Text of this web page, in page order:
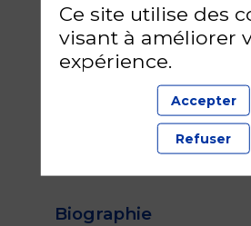
Biographie
Ce site utilise des
visant à améliorer
expérience.
Accepter
Refuser